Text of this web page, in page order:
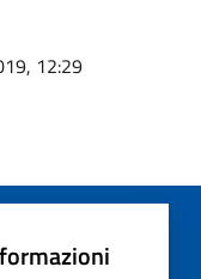
12:29